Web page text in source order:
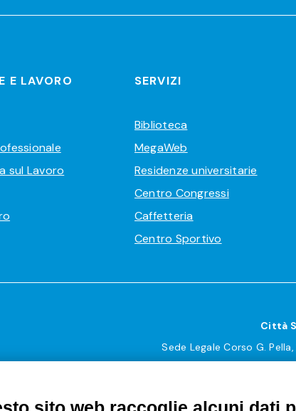
E LAVORO
sul Lavoro
SERVIZI
Biblioteca
MegaWeb
Residenze universitarie
Centro Congressi
Caffetteria
Centro Sportivo
Città
Sede Legale Corso G.